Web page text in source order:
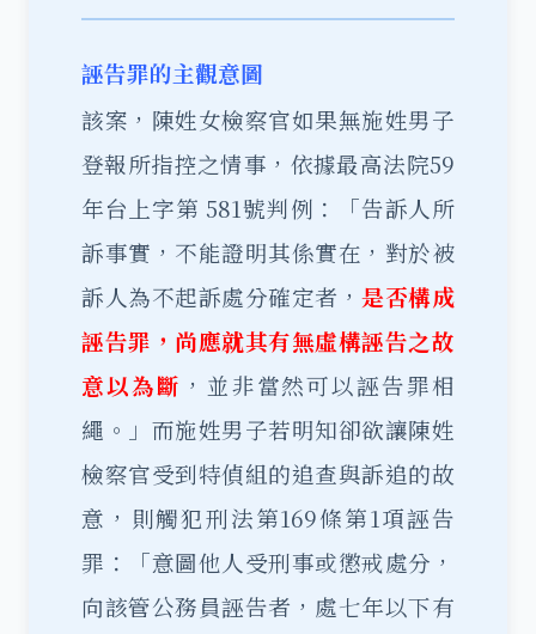
誣告罪的主觀意圖
該案，陳姓女檢察官如果無施姓男子
登報所指控之情事，依據最高法院59
年台上字第 581號判例：「告訴人所
訴事實，不能證明其係實在，對於被
訴人為不起訴處分確定者，是否構成
誣告罪，尚應就其有無虛構誣告之故
意以為斷 ，並非當然可以誣告罪相
繩。」而施姓男子若明知卻欲讓陳姓
檢察官受到特偵組的追查與訴追的故
意，則觸犯刑法第169條第1項誣告
罪：「意圖他人受刑事或懲戒處分，
向該管公務員誣告者，處七年以下有